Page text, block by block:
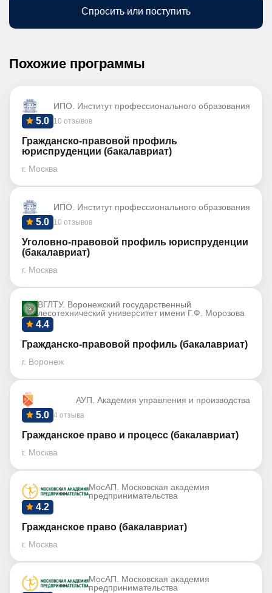
Спросить или поступить
Похожие программы
ИПО. Институт профессионального образования
10 отзывов
5.0
Гражданско-правовой профиль
юриспруденции (бакалавриат)
г. Москва
ИПО. Институт профессионального образования
10 отзывов
5.0
Уголовно-правовой профиль юриспруденции
(бакалавриат)
г. Москва
ВГЛТУ. Воронежский государственный
лесотехнический университет имени Г.Ф. Морозова
4.4
Гражданско-правовой профиль (бакалавриат)
г. Воронеж
АУП. Академия управления и производства
4 отзыва
5.0
Гражданское право и процесс (бакалавриат)
г. Москва
МосАП. Московская академия
предпринимательства
4.2
Гражданское право (бакалавриат)
г. Москва
МосАП. Московская академия
предпринимательства